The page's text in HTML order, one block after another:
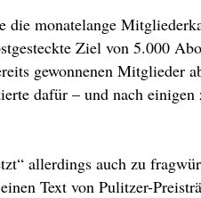
monatelange
Ziel von 5.000
gewonnenen Mitglieder
dafür – und nach
allerdings auch zu
Text von Pulitzer-